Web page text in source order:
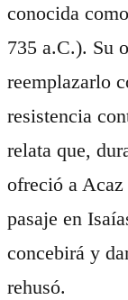
conocida
735 a.C.). Su
reemplazarlo
resistencia
relata que,
ofreció a
pasaje en
concebirá y
rehusó.